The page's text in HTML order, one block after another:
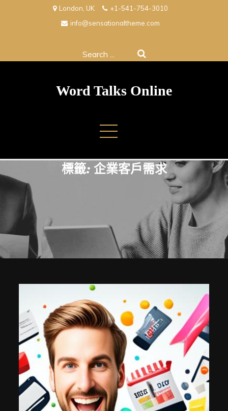
London, UK
+1-541-754-3010
info@sensationaltheme.com
Search
Word Talks Online
標籤: 企業客戶需求